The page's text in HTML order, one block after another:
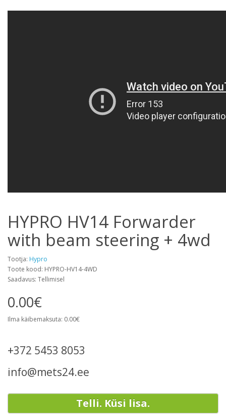
HYPRO HV14 Forwarder
with beam steering + 4wd
Tootja: Hypro
Toote kood: HYPRO-HV14-4WD
Saadavus: Tellimisel
0.00€
Ilma käibemaksuta: 0.00€
+372 5453 8053
info@mets24.ee
Telli. Küsi lisa.